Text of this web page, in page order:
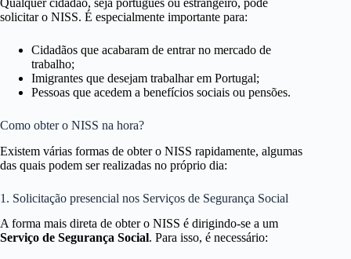
solicitar o NISS. É especialmente importante para:
Cidadãos que acabaram de entrar no mercado de
trabalho;
Imigrantes que desejam trabalhar em Portugal;
Pessoas que acedem a benefícios sociais ou pensões.
Como obter o NISS na hora?
Existem várias formas de obter o NISS rapidamente, algumas
das quais podem ser realizadas no próprio dia:
1. Solicitação presencial nos Serviços de Segurança Social
A forma mais direta de obter o NISS é dirigindo-se a um
Serviço de Segurança Social. Para isso, é necessário: